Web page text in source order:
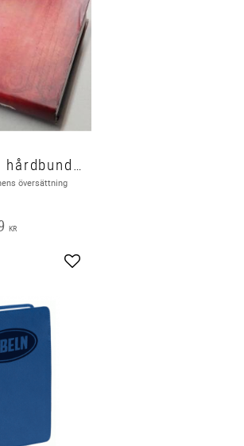
bibel 2000 - hårdbunden grå/grön med rött skyddsomslag 200x150x40mm
översättning
KR
Lägg till i favoriter